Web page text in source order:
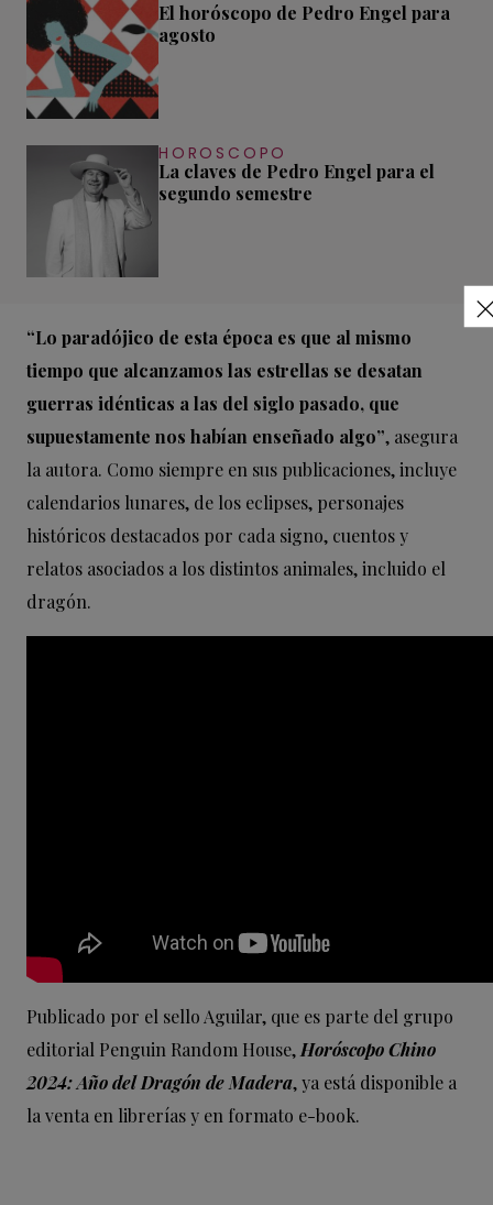
El horóscopo de Pedro Engel para
agosto
HOROSCOPO
La claves de Pedro Engel para el
segundo semestre
“Lo paradójico de esta época es que al mismo
tiempo que alcanzamos las estrellas se desatan
guerras idénticas a las del siglo pasado, que
supuestamente nos habían enseñado algo”, asegura
la autora. Como siempre en sus publicaciones, incluye
calendarios lunares, de los eclipses, personajes
históricos destacados por cada signo, cuentos y
relatos asociados a los distintos animales, incluido el
dragón.
Publicado por el sello Aguilar, que es parte del grupo
editorial Penguin Random House, Horóscopo Chino
2024: Año del Dragón de Madera, ya está disponible a
la venta en librerías y en formato e-book.